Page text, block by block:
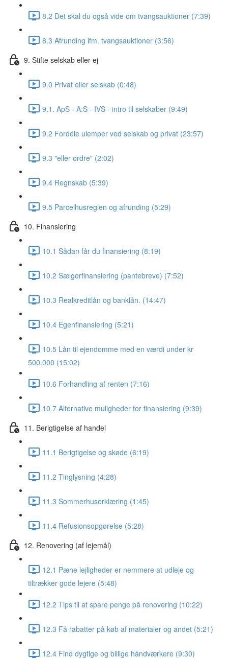
8.2 Det skal du også vide om tvangsauktioner (7:39)
8.3 Afrunding ifm. tvangsauktioner (3:56)
9. Stifte selskab eller ej
9.0 Privat eller selskab (0:48)
9.1. ApS - A:S - IVS - intro til selskaber (9:49)
9.2 Fordele ulemper ved selskab og privat (23:57)
9.3 "eller ordre" (2:02)
9.4 Regnskab (5:39)
9.5 Parcelhusreglen og afrunding (5:29)
10. Finansiering
10.1 Sådan får du finansiering (8:19)
10.2 Sælgerfinansiering (pantebreve) (7:52)
10.3 Realkreditlån og banklån. (14:47)
10.4 Egenfinansiering (5:21)
10.5 Lån til ejendomme med en værdi under kr
500.000 (15:02)
10.6 Forhandling af renten (7:16)
10.7 Alternative muligheder for finansiering (9:39)
11. Berigtigelse af handel
11.1 Berigtigelse og skøde (6:19)
11.2 Tinglysning (4:28)
11.3 Sommerhuserklæring (1:45)
11.4 Refusionsopgørelse (5:28)
12. Renovering (af lejemål)
12.1 Pæne lejligheder er nemmere at udleje og
tiltrækker gode lejere (5:48)
12.2 Tips til at spare penge på renovering (10:22)
12.3 Få rabatter på køb af materialer og andet (5:21)
12.4 Find dygtige og billige håndværkere (9:30)